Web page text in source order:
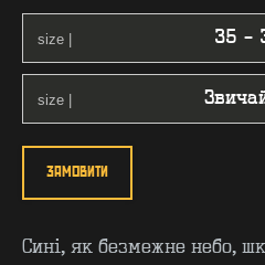
ЗАМОВИТИ
Сині, як безмежне небо,